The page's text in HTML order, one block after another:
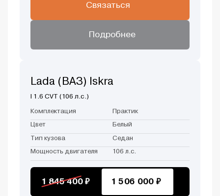
Связаться
Подробнее
Lada (ВАЗ) Iskra
I 1.6 CVT (106 л.с.)
Комплектация Практик
Цвет Белый
Тип кузова Седан
Мощность двигателя 106 л.с.
1 845 400 ₽ 1 506 000 ₽